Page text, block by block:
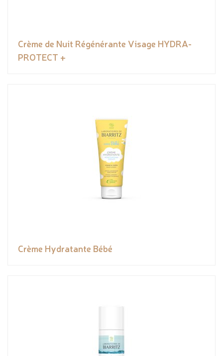
Crème de Nuit Régénérante Visage HYDRA-
PROTECT +
Crème Hydratante Bébé